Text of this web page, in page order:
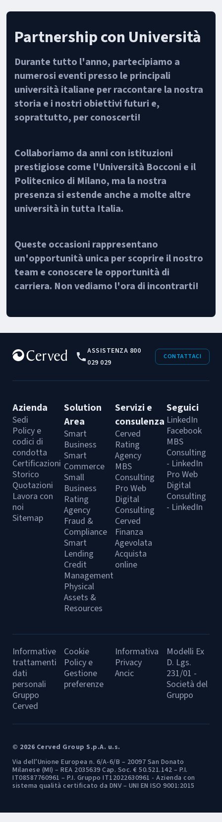
Partnership con Università
Durante tutto l'anno, partecipiamo a
numerosi eventi presso le principali
università italiane per raccontare la nostra
storia e i nostri obiettivi futuri e,
soprattutto, per conoscerti!
Collaboriamo da anni con istituzioni
prestigiose come l'Università Bocconi e il
Politecnico di Milano, ma la nostra
presenza si estende anche a molte altre
università in tutta Italia.
Queste occasioni rappresentano
un'opportunità unica per scoprire il nostro
team e conoscere le opportunità di
carriera. Non vediamo l'ora di incontrarti!
ASSISTENZA 800
029 029
CONTATTACI
Azienda
Sedi
Policy e
codici di
condotta
Certificazioni
Storico
Quotazioni
Lavora con
noi
Sitemap
Solution
Area
Smart
Business
Smart
Commerce
Small
Business
Rating
Agency
Fraud &
Compliance
Smart
Lending
Credit
Management
Physical
Assets &
Resources
Servizi e
consulenza
Cerved
Rating
Agency
MBS
Consulting
Pro Web
Digital
Consulting
Cerved
Finanza
Agevolata
Acquista
online
Seguici
LinkedIn
Facebook
MBS
Consulting
- LinkedIn
Pro Web
Digital
Consulting
- LinkedIn
Informative
trattamenti
dati
personali
Gruppo
Cerved
Cookie
Policy e
Gestione
preferenze
Informativa
Privacy
Ancic
Modelli Ex
D. Lgs.
231/01 -
Società del
Gruppo
© 2026 Cerved Group S.p.A. u.s.
Via dell’Unione Europea n. 6/A-6/B – 20097 San Donato
Milanese (MI) – REA 2035639 Cap. Soc. € 50.521.142 – P.I.
IT08587760961 – P.I. Gruppo IT12022630961 - Azienda con
sistema qualità certificato da DNV – UNI EN ISO 9001:2015